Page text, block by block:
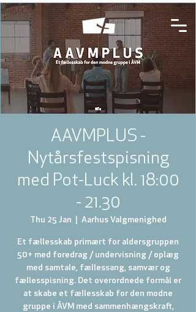
AAVMPLUS -
Nytårsfestspisning
med Pot-Luck kl. 18:00
- 21.30
Thu 25 Jan Aarhus Valgmenighed
Et fællesskab primært for aldersgruppen
50+ med foredrag / undervisning / oplæg
med samtale, fællessang, samvær og
fællesspisning. Det overordnede formål er
at skabe et fællesskab for den modne
gruppe i ÅVM med sammenhængskraft,